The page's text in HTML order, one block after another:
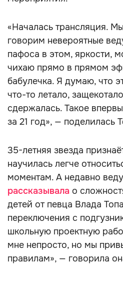
«Началась трансляция.
говорим невероятные
пафоса в этом, яркости,
чихаю прямо в прямом
бабулечка. Я думаю, что
что-то летало,
сдержалась. Такое
за 21 год», — поделилась
35-летняя звезда
научилась легче
моментам. А недавно
рассказывала о
детей от певца Влада
переключения с
школьную проектную
мне непросто, но мы
правилам», — говорила